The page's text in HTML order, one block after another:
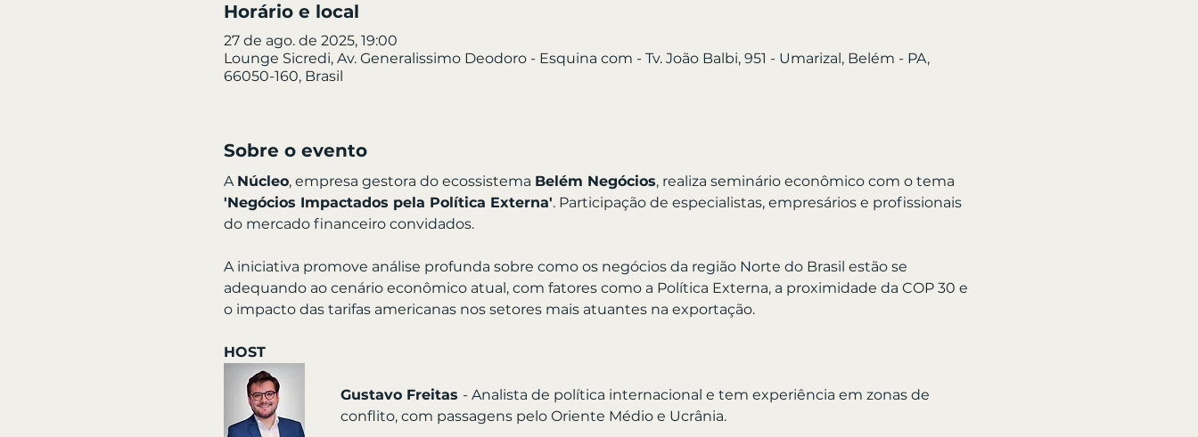
Horário e local
27 de ago. de 2025, 19:00
Lounge Sicredi, Av. Generalissimo Deodoro - Esquina com - Tv. João Balbi, 951 - Umarizal, Belém - PA,
66050-160, Brasil
Sobre o evento
A Núcleo, empresa gestora do ecossistema Belém Negócios, realiza seminário econômico com o tema
'Negócios Impactados pela Política Externa'. Participação de especialistas, empresários e profissionais
do mercado financeiro convidados.
A iniciativa promove análise profunda sobre como os negócios da região Norte do Brasil estão se
adequando ao cenário econômico atual, com fatores como a Política Externa, a proximidade da COP 30 e
o impacto das tarifas americanas nos setores mais atuantes na exportação.
HOST
Gustavo Freitas - Analista de política internacional e tem experiência em zonas de
conflito, com passagens pelo Oriente Médio e Ucrânia.